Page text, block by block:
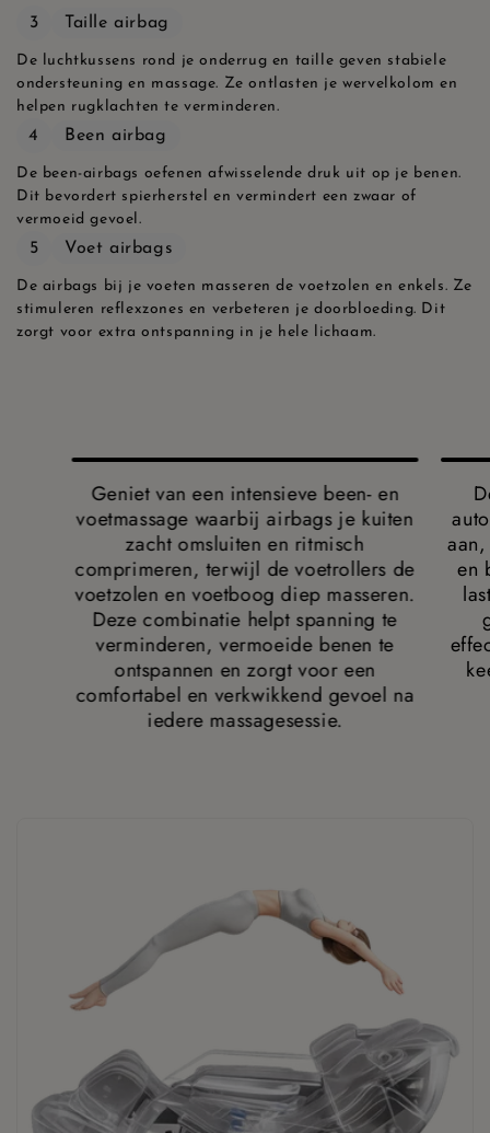
3 Taille airbag
De luchtkussens rond je onderrug en taille geven stabiele
ondersteuning en massage. Ze ontlasten je wervelkolom en
helpen rugklachten te verminderen.
4 Been airbag
De been-airbags oefenen afwisselende druk uit op je benen.
Dit bevordert spierherstel en vermindert een zwaar of
vermoeid gevoel.
5 Voet airbags
De airbags bij je voeten masseren de voetzolen en enkels. Ze
stimuleren reflexzones en verbeteren je doorbloeding. Dit
zorgt voor extra ontspanning in je hele lichaam.
Geniet van een intensieve been- en
voetmassage waarbij airbags je kuiten
zacht omsluiten en ritmisch
comprimeren, terwijl de voetrollers de
voetzolen en voetboog diep masseren.
Deze combinatie helpt spanning te
verminderen, vermoeide benen te
ontspannen en zorgt voor een
comfortabel en verkwikkend gevoel na
iedere massagesessie.
en